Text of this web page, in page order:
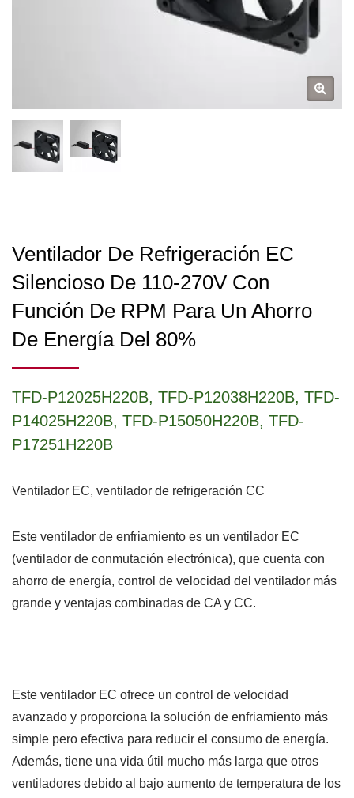
Ventilador De Refrigeración EC
Silencioso De 110-270V Con
Función De RPM Para Un Ahorro
De Energía Del 80%
TFD-P12025H220B, TFD-P12038H220B, TFD-
P14025H220B, TFD-P15050H220B, TFD-
P17251H220B
Ventilador EC, ventilador de refrigeración CC
Este ventilador de enfriamiento es un ventilador EC
(ventilador de conmutación electrónica), que cuenta con
ahorro de energía, control de velocidad del ventilador más
grande y ventajas combinadas de CA y CC.
Este ventilador EC ofrece un control de velocidad
avanzado y proporciona la solución de enfriamiento más
simple pero efectiva para reducir el consumo de energía.
Además, tiene una vida útil mucho más larga que otros
ventiladores debido al bajo aumento de temperatura de los